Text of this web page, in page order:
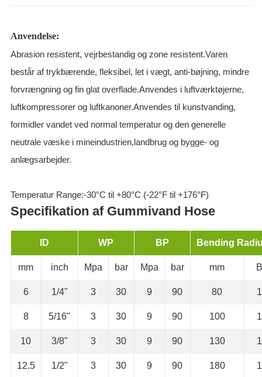
Anvendelse:
Abrasion resistent, vejrbestandig og zone resistent.Varen
består af trykbærende, fleksibel, let i vægt, anti-bøjning, mindre
forvrængning og fin glat overflade.Anvendes i luftværktøjerne,
luftkompressorer og luftkanoner.Anvendes til kunstvanding,
formidler vandet ved normal temperatur og den generelle
neutrale væske i mineindustrien,landbrug og bygge- og
anlægsarbejder.
Temperatur Range:-30°C til +80°C (-22°F til +176°F)
Specifikation af Gummivand Hose
ID WP BP Bending
mm inch Mpa bar Mpa bar mm B
6 1/4" 3 30 9 90 80 1
8 5/16" 3 30 9 90 100 1
10 3/8" 3 30 9 90 130 1
12.5 1/2" 3 30 9 90 180 1